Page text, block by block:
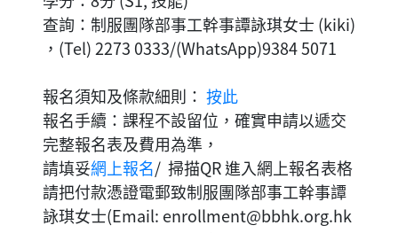
查詢：制服團隊部事工幹事譚詠琪女士 (kiki)
，(Tel) 2273 0333/(WhatsApp)9384 5071
報名須知及條款細則： 按此
報名手續：課程不設留位，確實申請以遞交
完整報名表及費用為準，
請填妥網上報名/ 掃描QR 進入網上報名表格
請把付款憑證電郵致制服團隊部事工幹事譚
詠琪女士(Email: enrollment@bbhk.org.hk